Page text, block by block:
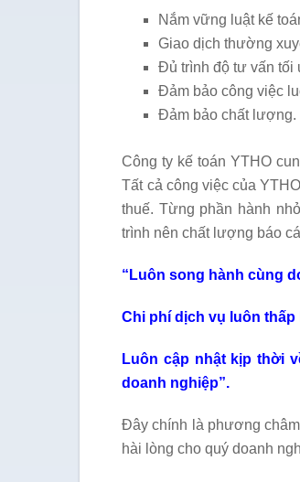
Nắm vững luật kế
Giao dịch thường
Đủ trình độ tư vấn tối
Đảm bảo công việc
Đảm bảo chất lượng.
Công ty kế toán YTHO
Tất cả công việc của
thuế. Từng phần hành
trình nên chất lượng báo
“Luôn song hành cùng
Chi phí dịch vụ luôn
Luôn cập nhật kịp thời
doanh nghiệp”.
Đây chính là phương
hài lòng cho quý doanh